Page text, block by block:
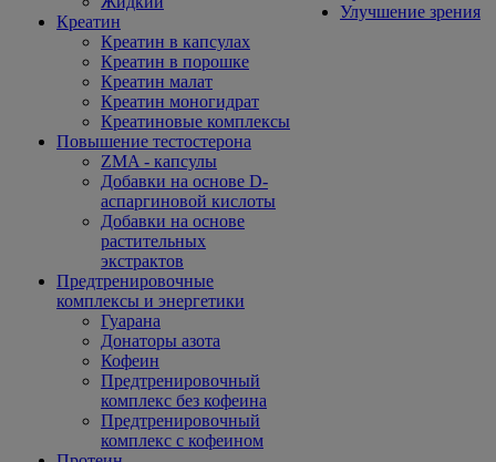
Креатин
Креатин в капсулах
Креатин в порошке
Креатин малат
Креатин моногидрат
Креатиновые комплексы
Повышение тестостерона
ZMA - капсулы
Добавки на основе D-
аспаргиновой кислоты
Добавки на основе
растительных
экстрактов
Предтренировочные
комплексы и энергетики
Гуарана
Донаторы азота
Кофеин
Предтренировочный
комплекс без кофеина
Предтренировочный
комплекс с кофеином
Улучшение зрения